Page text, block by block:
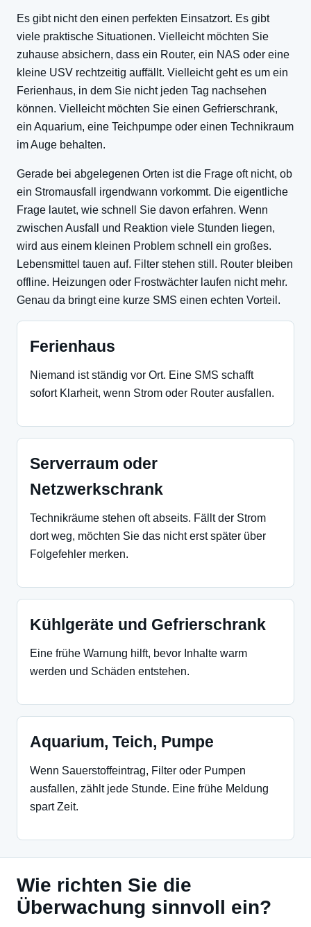
Es gibt nicht den einen perfekten Einsatzort. Es gibt
viele praktische Situationen. Vielleicht möchten Sie
zuhause absichern, dass ein Router, ein NAS oder eine
kleine USV rechtzeitig auffällt. Vielleicht geht es um ein
Ferienhaus, in dem Sie nicht jeden Tag nachsehen
können. Vielleicht möchten Sie einen Gefrierschrank,
ein Aquarium, eine Teichpumpe oder einen Technikraum
im Auge behalten.
Gerade bei abgelegenen Orten ist die Frage oft nicht, ob
ein Stromausfall irgendwann vorkommt. Die eigentliche
Frage lautet, wie schnell Sie davon erfahren. Wenn
zwischen Ausfall und Reaktion viele Stunden liegen,
wird aus einem kleinen Problem schnell ein großes.
Lebensmittel tauen auf. Filter stehen still. Router bleiben
offline. Heizungen oder Frostwächter laufen nicht mehr.
Genau da bringt eine kurze SMS einen echten Vorteil.
Ferienhaus
Niemand ist ständig vor Ort. Eine SMS schafft
sofort Klarheit, wenn Strom oder Router ausfallen.
Serverraum oder
Netzwerkschrank
Technikräume stehen oft abseits. Fällt der Strom
dort weg, möchten Sie das nicht erst später über
Folgefehler merken.
Kühlgeräte und Gefrierschrank
Eine frühe Warnung hilft, bevor Inhalte warm
werden und Schäden entstehen.
Aquarium, Teich, Pumpe
Wenn Sauerstoffeintrag, Filter oder Pumpen
ausfallen, zählt jede Stunde. Eine frühe Meldung
spart Zeit.
Wie richten Sie die
Überwachung sinnvoll ein?